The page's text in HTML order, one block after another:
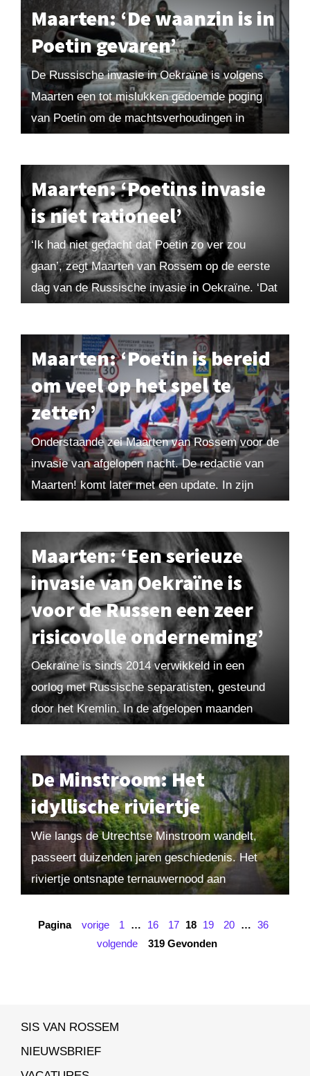
Maarten: ‘De waanzin is in
Poetin gevaren’
De Russische invasie in Oekraïne is volgens
Maarten een tot mislukken gedoemde poging
van Poetin om de machtsverhoudingen in
Maarten: ‘Poetins invasie
is niet rationeel’
‘Ik had niet gedacht dat Poetin zo ver zou
gaan’, zegt Maarten van Rossem op de eerste
dag van de Russische invasie in Oekraïne. ‘Dat
Maarten: ‘Poetin is bereid
om veel op het spel te
zetten’
Onderstaande zei Maarten van Rossem voor de
invasie van afgelopen nacht. De redactie van
Maarten! komt later met een update. In zijn
Maarten: ‘Een serieuze
invasie van Oekraïne is
voor de Russen een zeer
risicovolle onderneming’
Oekraïne is sinds 2014 verwikkeld in een
oorlog met Russische separatisten, gesteund
door het Kremlin. In de afgelopen maanden
De Minstroom: Het
idyllische riviertje
Wie langs de Utrechtse Minstroom wandelt,
passeert duizenden jaren geschiedenis. Het
riviertje ontsnapte ternauwernood aan
Maarten! 2021-3. Bestel losse nummers hier of
word abonnee! Je hoeft...
Pagina vorige 1 … 16 17 18 19 20 … 36
volgende
319 Gevonden
SIS VAN ROSSEM
NIEUWSBRIEF